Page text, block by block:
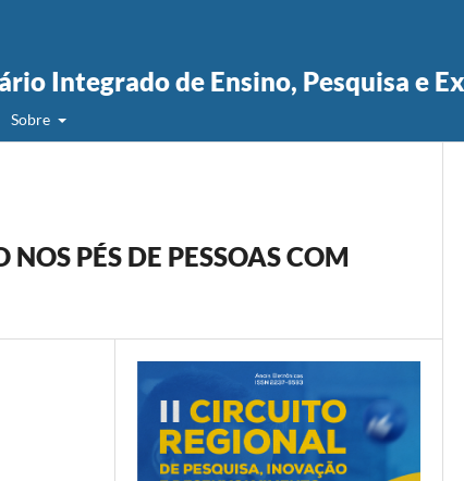
Integrado de Ensino, Pesquisa e
Sobre
NOS PÉS DE PESSOAS COM